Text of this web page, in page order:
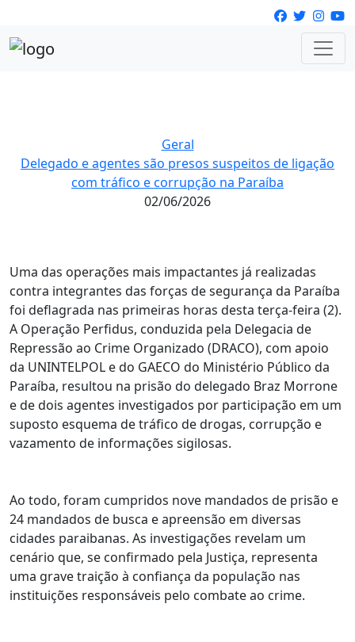
Geral
Delegado e agentes são presos suspeitos de ligação
com tráfico e corrupção na Paraíba
02/06/2026
Uma das operações mais impactantes já realizadas
contra integrantes das forças de segurança da Paraíba
foi deflagrada nas primeiras horas desta terça-feira (2).
A Operação Perfidus, conduzida pela Delegacia de
Repressão ao Crime Organizado (DRACO), com apoio
da UNINTELPOL e do GAECO do Ministério Público da
Paraíba, resultou na prisão do delegado Braz Morrone
e de dois agentes investigados por participação em um
suposto esquema de tráfico de drogas, corrupção e
vazamento de informações sigilosas.
Ao todo, foram cumpridos nove mandados de prisão e
24 mandados de busca e apreensão em diversas
cidades paraibanas. As investigações revelam um
cenário que, se confirmado pela Justiça, representa
uma grave traição à confiança da população nas
instituições responsáveis pelo combate ao crime.